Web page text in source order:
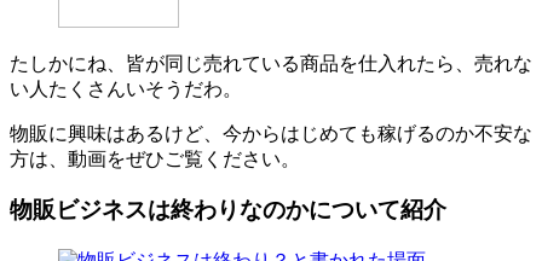
たしかにね、皆が同じ売れている商品を仕入れたら、売れな
い人たくさんいそうだわ。
物販に興味はあるけど、今からはじめても稼げるのか不安な
方は、動画をぜひご覧ください。
物販ビジネスは終わりなのかについて紹介